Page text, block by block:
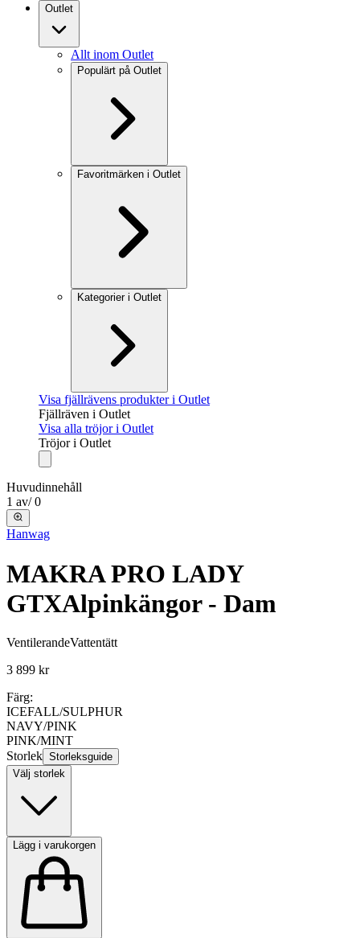
Outlet
Allt inom Outlet
Populärt på Outlet
Favoritmärken i Outlet
Kategorier i Outlet
Visa fjällrävens produkter i Outlet
Fjällräven i Outlet
Visa alla tröjor i Outlet
Tröjor i Outlet
Huvudinnehåll
1 av/ 0
Hanwag
MAKRA PRO LADY
GTXAlpinkängor - Dam
VentilerandeVattentätt
3 899 kr
Färg:
ICEFALL/SULPHUR
NAVY/PINK
PINK/MINT
Storlek Storleksguide
Välj storlek
Lägg i varukorgen